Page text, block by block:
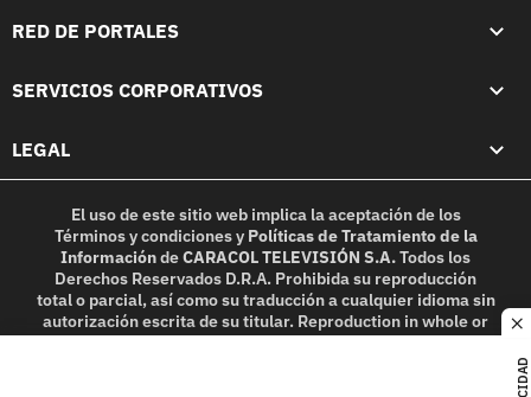
RED DE PORTALES
SERVICIOS CORPORATIVOS
LEGAL
El uso de este sitio web implica la aceptación de los
Términos y condicionesy Políticas de Tratamiento de la
InformacióndeCARACOL TELEVISIÓN S.A.Todos los
Derechos Reservados D.R.A. Prohibida su reproducción
total o parcial, así como su traducción a cualquier idioma sin
autorización escrita de su titular. Reproduction in whole or
in part, or translation without written permission is